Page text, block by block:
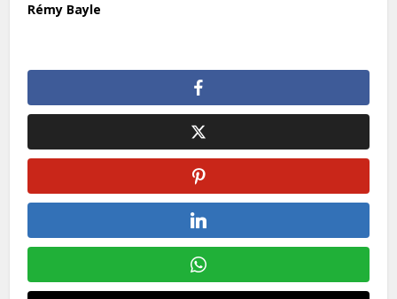
Rémy Bayle